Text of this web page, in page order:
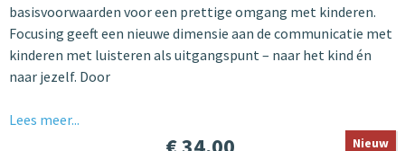
basisvoorwaarden voor een prettige omgang met kinderen.
Focusing geeft een nieuwe dimensie aan de communicatie met
kinderen met luisteren als uitgangspunt – naar het kind én
naar jezelf. Door
Lees meer...
Nieuw